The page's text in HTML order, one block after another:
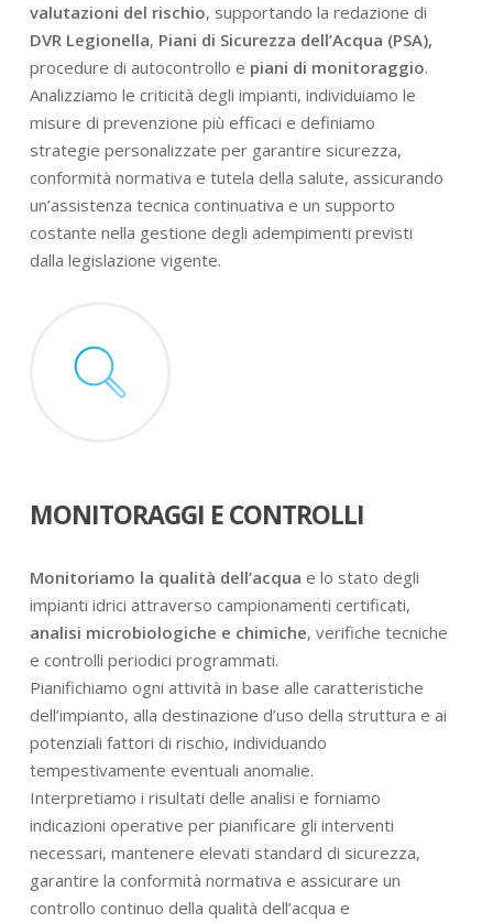
valutazioni del rischio, supportando la redazione di
DVR Legionella, Piani di Sicurezza dell’Acqua (PSA),
procedure di autocontrollo e piani di monitoraggio.
Analizziamo le criticità degli impianti, individuiamo le
misure di prevenzione più efficaci e definiamo
strategie personalizzate per garantire sicurezza,
conformità normativa e tutela della salute, assicurando
un’assistenza tecnica continuativa e un supporto
costante nella gestione degli adempimenti previsti
dalla legislazione vigente.
MONITORAGGI E CONTROLLI
Monitoriamo la qualità dell’acqua e lo stato degli
impianti idrici attraverso campionamenti certificati,
analisi microbiologiche e chimiche, verifiche tecniche
e controlli periodici programmati.
Pianifichiamo ogni attività in base alle caratteristiche
dell’impianto, alla destinazione d’uso della struttura e ai
potenziali fattori di rischio, individuando
tempestivamente eventuali anomalie.
Interpretiamo i risultati delle analisi e forniamo
indicazioni operative per pianificare gli interventi
necessari, mantenere elevati standard di sicurezza,
garantire la conformità normativa e assicurare un
controllo continuo della qualità dell’acqua e